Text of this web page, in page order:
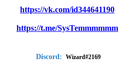
https://vk.com/id344641190
https://t.me/SysTemmmmmm
Discord: Wizard#2169